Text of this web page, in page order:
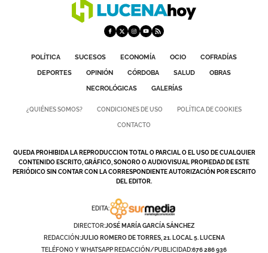
POLÍTICA SUCESOS ECONOMÍA OCIO
COFRADÍAS
DEPORTES
OPINIÓN CÓRDOBA SALUD
OBRAS
NECROLÓGICAS
GALERÍAS
¿QUIÉNES SOMOS? CONDICIONES DE USO POLÍTICA DE COOKIES
CONTACTO
QUEDA PROHIBIDA LA REPRODUCCION TOTAL O PARCIAL O EL USO DE CUALQUIER
CONTENIDO ESCRITO, GRÁFICO, SONORO O AUDIOVISUAL PROPIEDAD DE ESTE
PERIÓDICO SIN CONTAR CON LA CORRESPONDIENTE AUTORIZACIÓN POR ESCRITO
DEL EDITOR.
EDITA:
DIRECTOR:JOSÉ MARÍA GARCÍA SÁNCHEZ
REDACCIÓN:JULIO ROMERO DE TORRES, 21. LOCAL 5. LUCENA
TELÉFONO Y WHATSAPP REDACCIÓN/PUBLICIDAD:676 286 936